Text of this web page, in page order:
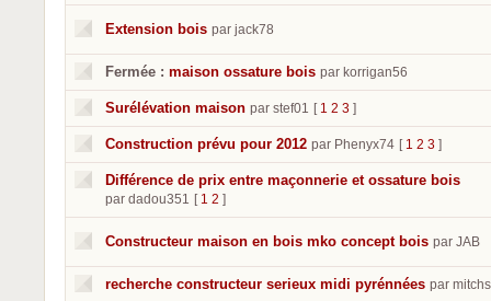
Extension bois par jack78
Fermée : maison ossature bois par korrigan56
Surélévation maison par stef01 [ 1 2 3 ]
Construction prévu pour 2012 par Phenyx74 [ 1 2 3 ]
Différence de prix entre maçonnerie et ossature bois
par dadou351 [ 1 2 ]
Constructeur maison en bois mko concept bois par JAB
recherche constructeur serieux midi pyrénnées par